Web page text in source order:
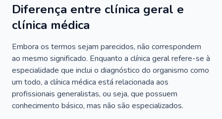
Diferença entre clínica geral e
clínica médica
Embora os termos sejam parecidos, não correspondem
ao mesmo significado. Enquanto a clínica geral refere-se à
especialidade que inclui o diagnóstico do organismo como
um todo, a clínica médica está relacionada aos
profissionais generalistas, ou seja, que possuem
conhecimento básico, mas não são especializados.